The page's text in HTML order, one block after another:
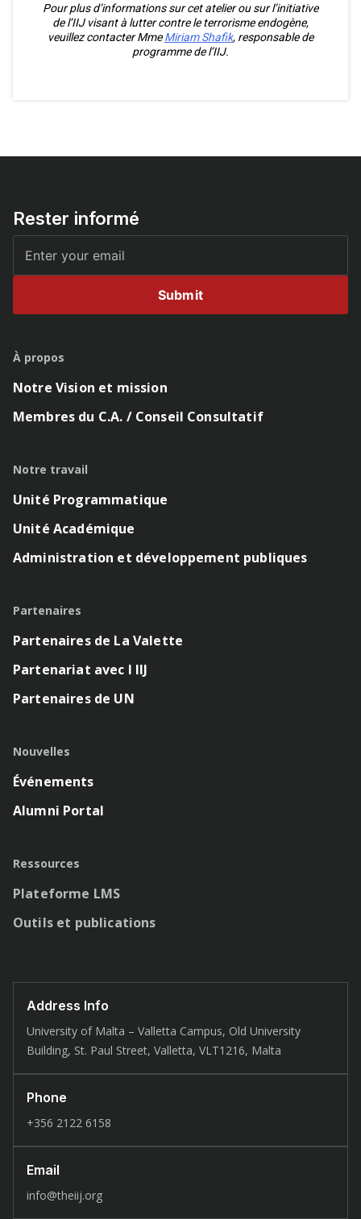
Pour plus d’informations sur cet atelier ou sur l’initiative
de l’IIJ visant à lutter contre le terrorisme endogène,
veuillez contacter MmeMiriam Shafik, responsable de
programme de l’IIJ.
Rester informé
Submit
À propos
Notre Vision et mission
Membres du C.A. / Conseil Consultatif
Notre travail
Unité Programmatique
Unité Académique
Administration et développement publiques
Partenaires
Partenaires de La Valette
Partenariat avec l IIJ
Partenaires de UN
Nouvelles
Événements
Alumni Portal
Ressources
Plateforme LMS
Outils et publications
Address Info
University of Malta – Valletta Campus, Old University
Building, St. Paul Street, Valletta, VLT1216, Malta
Phone
+356 2122 6158
Email
info@theiij.org